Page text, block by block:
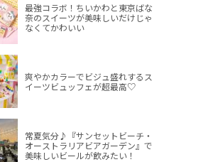
最強コラボ！ちいかわと東京ばな
奈のスイーツが美味しいだけじゃ
なくてかわいい
爽やかカラーでビジュ盛れするス
イーツビュッフェが超最高♡
常夏気分♪『サンセットビーチ・
オーストラリアビアガーデン』で
美味しいビールが飲みたい！